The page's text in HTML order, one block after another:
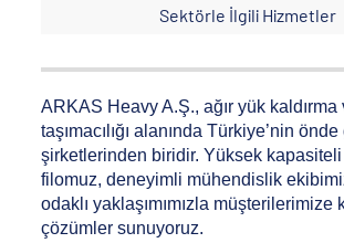
Sektörle İlgili Hizmetler
ARKAS Heavy A.Ş., ağır yük
taşımacılığı alanında Türkiye’nin
şirketlerinden biridir. Yüksek
filomuz, deneyimli mühendislik
odaklı yaklaşımımızla müşterilerimize
çözümler sunuyoruz.